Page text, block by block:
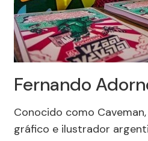
Fernando
Conocido como
gráfico e ilustrador